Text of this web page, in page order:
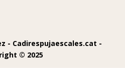
- Cadirespujaescales.cat -
© 2025